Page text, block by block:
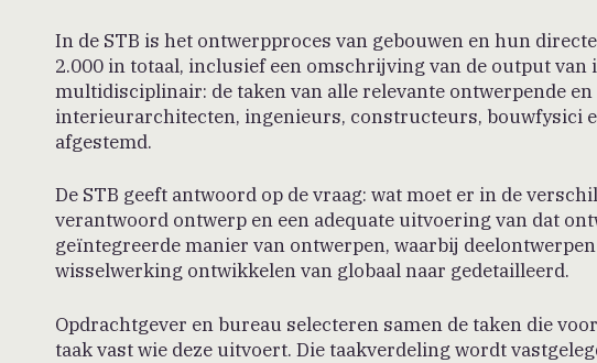
In de STB is het ontwerpproces van gebouwen en hun
2.000 in totaal, inclusief een omschrijving van de output van
multidisciplinair: de taken van alle relevante ontwerpende
interieurarchitecten, ingenieurs, constructeurs, bouwfysici
afgestemd.
De STB geeft antwoord op de vraag: wat moet er in de
verantwoord ontwerp en een adequate uitvoering van dat
geïntegreerde manier van ontwerpen, waarbij
wisselwerking ontwikkelen van globaal naar gedetailleerd.
Opdrachtgever en bureau selecteren samen de taken die
taak vast wie deze uitvoert. Die taakverdeling wordt